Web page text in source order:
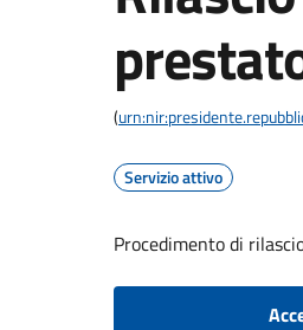
(
Servizio attivo
Procedimento di